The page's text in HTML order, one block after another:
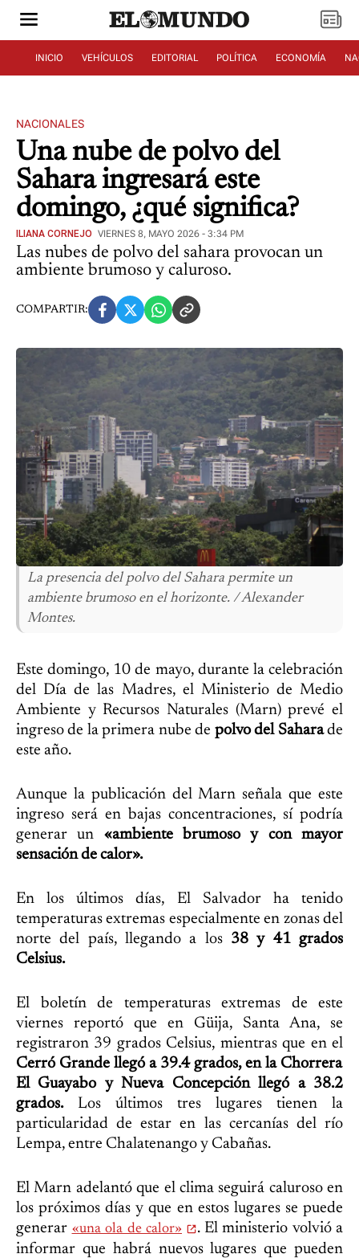
INICIO VEHÍCULOS EDITORIAL POLÍTICA ECONOMÍA
NACIONALES
Una nube de polvo del
Sahara ingresará este
domingo, ¿qué significa?
ILIANA CORNEJO VIERNES 8, MAYO 2026 - 3:34 PM
Las nubes de polvo del sahara provocan un
ambiente brumoso y caluroso.
COMPARTIR:
La presencia del polvo del Sahara permite un
ambiente brumoso en el horizonte. / Alexander
Montes.
Este domingo, 10 de mayo, durante la celebración
del Día de las Madres, el Ministerio de Medio
Ambiente y Recursos Naturales (Marn) prevé el
ingreso de la primera nube de polvo del Saharade
este año.
Aunque la publicación del Marn señala que este
ingreso será en bajas concentraciones, sí podría
generar un «ambiente brumoso y con mayor
sensación de calor».
En los últimos días, El Salvador ha tenido
temperaturas extremas especialmente en zonas del
norte del país, llegando a los 38 y 41 grados
Celsius.
El boletín de temperaturas extremas de este
viernes reportó que en Güija, Santa Ana, se
registraron 39 grados Celsius, mientras que en el
Cerró Grande llegó a 39.4 grados, en la Chorrera
El Guayabo y Nueva Concepción llegó a 38.2
grados.Los últimos tres lugares tienen la
particularidad de estar en las cercanías del río
Lempa, entre Chalatenango y Cabañas.
El Marn adelantó que el clima seguirá caluroso en
los próximos días y que en estos lugares se puede
generar «una ola de calor»
. El ministerio volvió a
informar que habrá nuevos lugares que pueden